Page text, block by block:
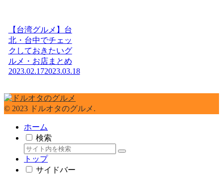
【台湾グルメ】台
北・台中でチェッ
クしておきたいグ
ルメ・お店まとめ
2023.02.172023.03.18
© 2023 ドルオタのグルメ.
ホーム
検索
トップ
サイドバー